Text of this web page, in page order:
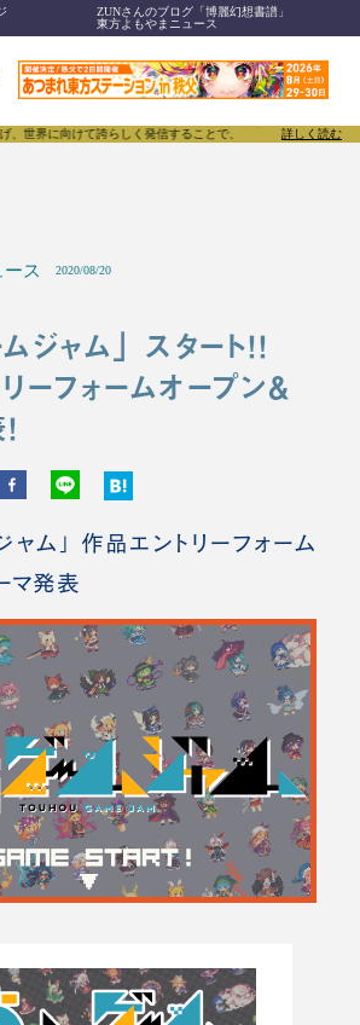
ZUNさんのブログ「博麗幻想書譜」
東方よもやまニュース
誇らしく発信することで、東方Projectのみならず「同人文化
詳しく読む
ース 2020/08/20
ジャム」 スタート！！
ーフォームオープン＆
ャム」 作品エントリーフォーム
マ発表